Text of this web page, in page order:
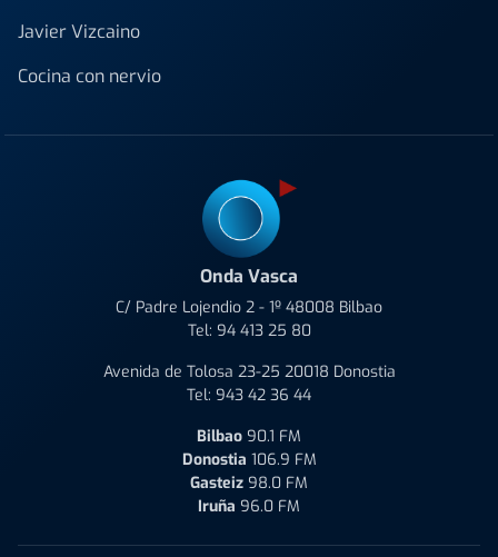
Javier Vizcaino
Cocina con nervio
Onda Vasca
C/ Padre Lojendio 2 - 1º 48008 Bilbao
Tel: 94 413 25 80
Avenida de Tolosa 23-25 20018 Donostia
Tel: 943 42 36 44
Bilbao 90.1 FM
Donostia 106.9 FM
Gasteiz 98.0 FM
Iruña 96.0 FM